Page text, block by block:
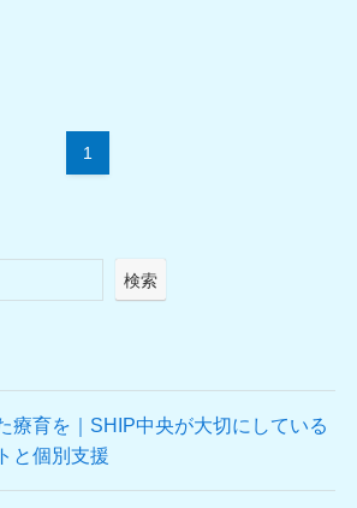
1
検索
療育を｜SHIP中央が大切にしている
と個別支援